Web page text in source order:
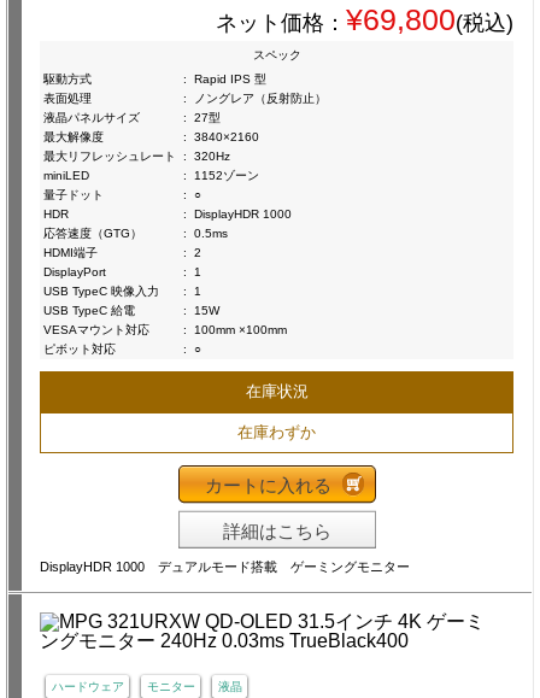
ネット価格： ¥69,800(税込)
スペック
駆動方式
:
Rapid IPS 型
表面処理
:
ノングレア（反射防止）
液晶パネルサイズ
:
27型
最大解像度
:
3840×2160
最大リフレッシュレート
:
320Hz
miniLED
:
1152ゾーン
量子ドット
:
○
HDR
:
DisplayHDR 1000
応答速度（GTG）
:
0.5ms
HDMI端子
:
2
DisplayPort
:
1
USB TypeC 映像入力
:
1
USB TypeC 給電
:
15W
VESAマウント対応
:
100mm ×100mm
ピボット対応
: ○
在庫状況
在庫わずか
カートに入れる
詳細はこちら
DisplayHDR 1000 デュアルモード搭載 ゲーミングモニター
ハードウェア モニター 液晶